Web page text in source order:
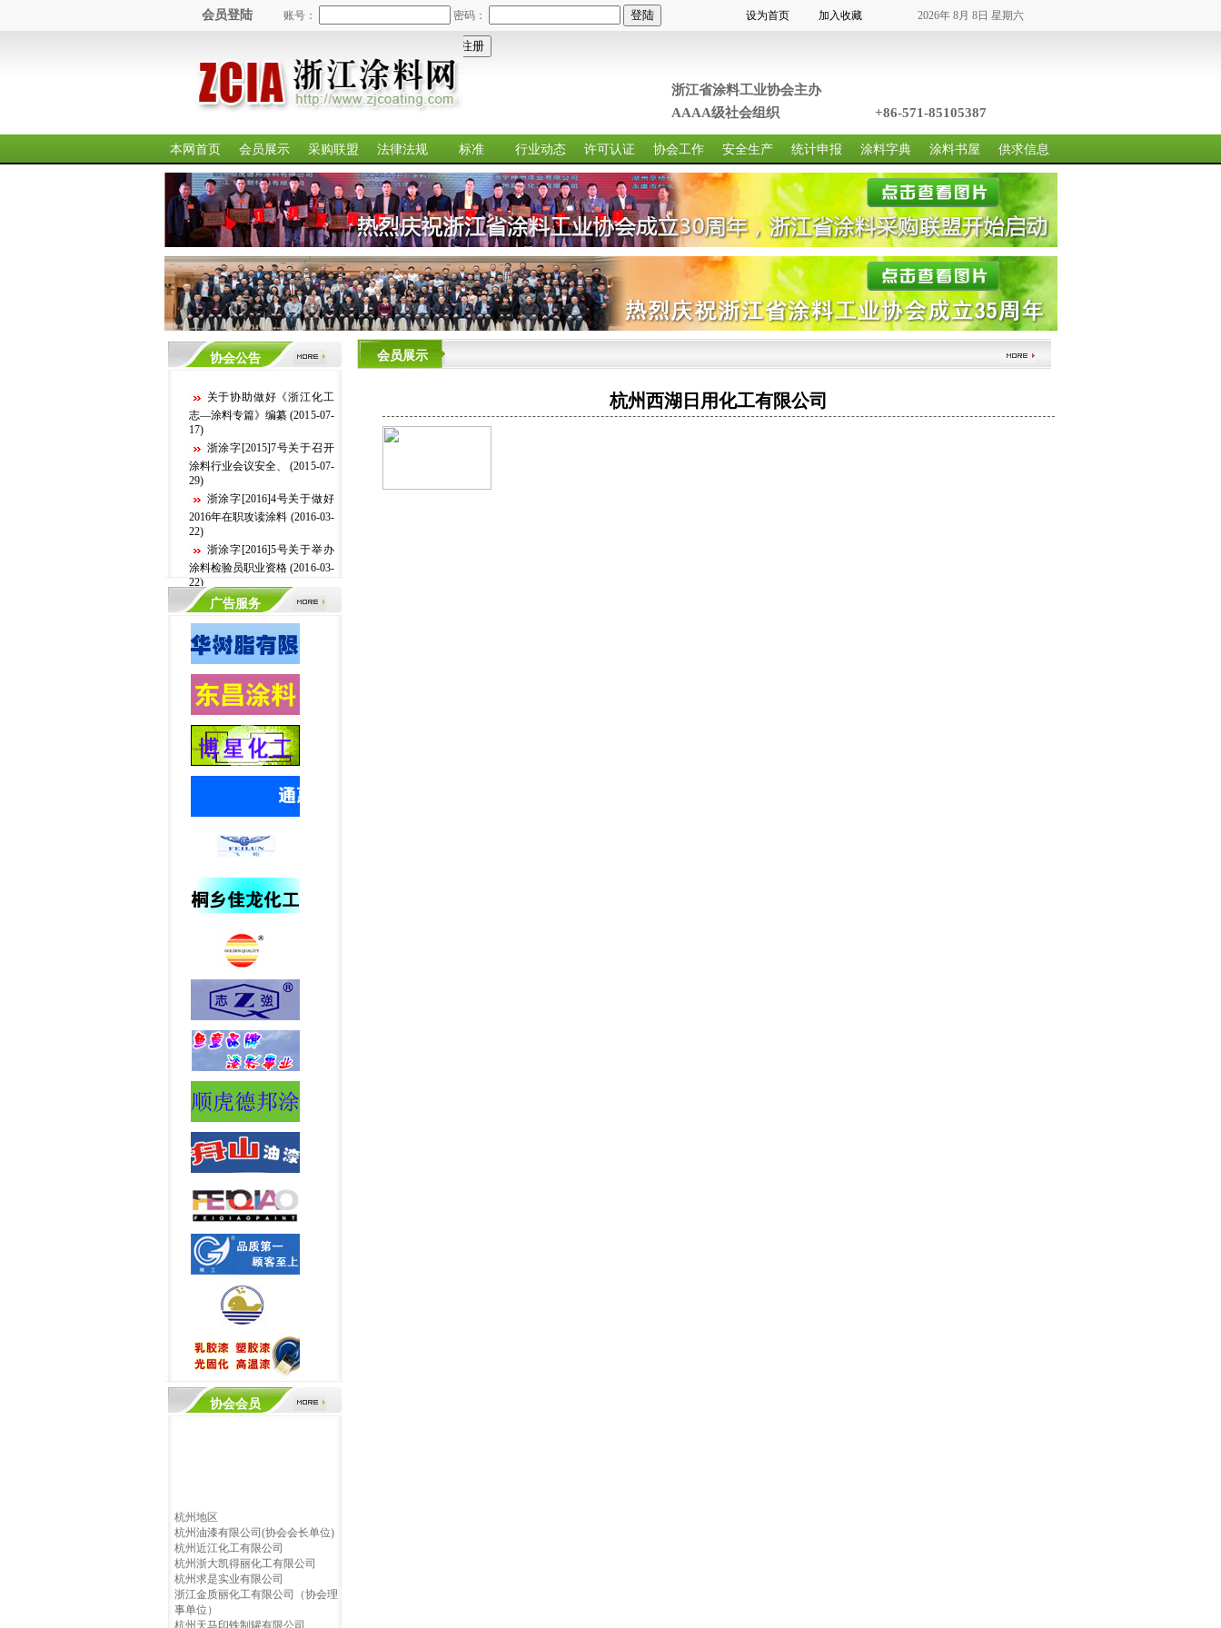
会员登陆 账号： 密码： 设为首页 加入收藏 2026年 8月 8日 星期六
浙江省涂料工业协会主办
AAAA级社会组织 +86-571-85105387
本网首页 会员展示 采购联盟 法律法规 标准 行业动态 许可认证 协会工作 安全生产 统计申报 涂料字典 涂料书屋 供求信息
协会公告
关于协助做好《浙江化工
志—涂料专篇》编纂 (2015-07-
17)
浙涂字[2015]7号关于召开
涂料行业会议安全、 (2015-07-
29)
浙涂字[2016]4号关于做好
2016年在职攻读涂料 (2016-03-
22)
浙涂字[2016]5号关于举办
涂料检验员职业资格 (2016-03-
22)
浙涂字[2016]6号关于涂料
2014年在金华关于举办涂
料检验员职业资格培训的预通
知
广告服务
协会会员
杭州油漆有限公司(协会会长单位)
杭州近江化工有限公司
杭州浙大凯得丽化工有限公司
杭州求是实业有限公司
浙江金质丽化工有限公司（协会理
事单位）
杭州天马印铁制罐有限公司
会员展示
杭州西湖日用化工有限公司